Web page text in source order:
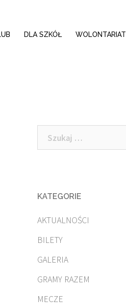
DLA SZKÓŁ WOLONTARIAT
Szukaj:
KATEGORIE
AKTUALNOŚCI
BILETY
GALERIA
GRAMY RAZEM
MECZE